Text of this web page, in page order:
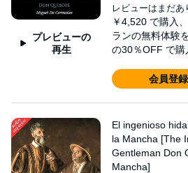
プレビューの
再生
レビューはまだあ
￥4,520 で購入
ランの無料体験
の30％OFF で購
会員登
El ingenioso
la Mancha [The
Gentleman Don
Mancha]